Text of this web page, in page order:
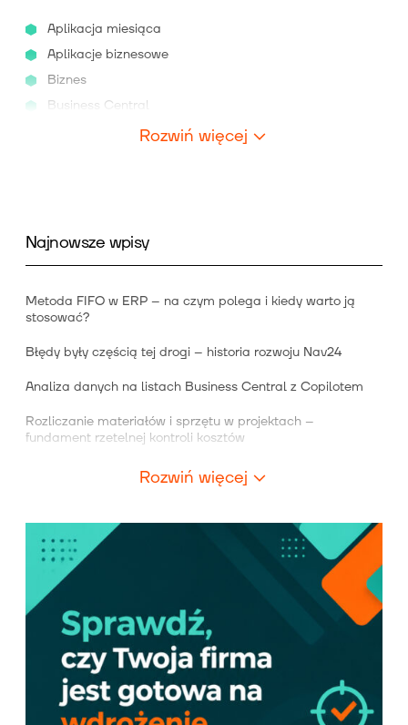
Aplikacja miesiąca
Aplikacje biznesowe
Biznes
Business Central
Rozwiń więcej
Najnowsze wpisy
Metoda FIFO w ERP – na czym polega i kiedy warto ją
stosować?
Błędy były częścią tej drogi – historia rozwoju Nav24
Analiza danych na listach Business Central z Copilotem
Rozliczanie materiałów i sprzętu w projektach –
fundament rzetelnej kontroli kosztów
Rozwiń więcej